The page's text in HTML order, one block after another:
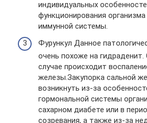
индивидуальных
функционирования
иммунной системы.
Фурункул Данное
очень похоже на
случае происходит
железы.Закупорка сальной
возникнуть из-за
гормональной системы
сахарном диабете или в
созревания, а также из-за